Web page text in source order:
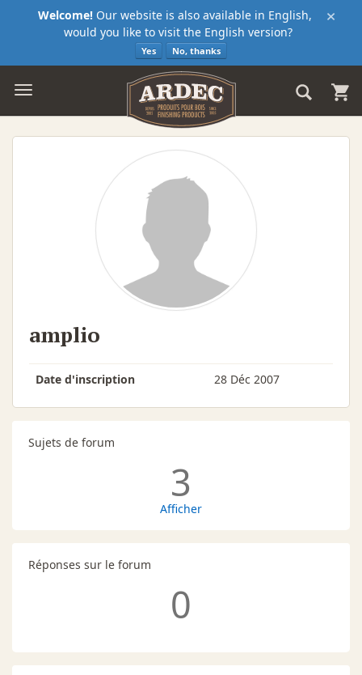
×
Welcome! Our website is also available in English,
would you like to visit the English version?
Yes No, thanks
amplio
Date d'inscription 28 Déc 2007
Sujets de forum
3
Afficher
Réponses sur le forum
0